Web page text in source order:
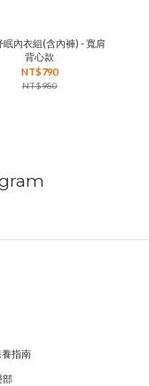
眠內衣組(含內褲) - 寬肩
背心款
NT$790
NT$980
指南
部